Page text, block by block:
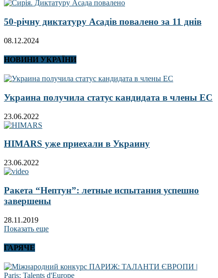
50-річну диктатуру Асадів повалено за 11 днів
08.12.2024
НОВИНИ УКРАЇНИ
Украина получила статус кандидата в члены ЕС
23.06.2022
HIMARS уже приехали в Украину
23.06.2022
Ракета “Нептун”: летные испытания успешно
завершены
28.11.2019
Показать еще
ГАРЯЧЕ